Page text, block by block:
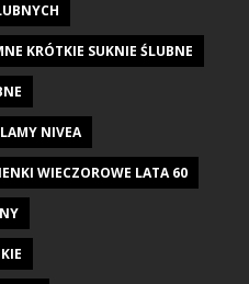
KRÓTKIE SUKNIE ŚLUBNE
NIVEA
WIECZOROWE LATA 60